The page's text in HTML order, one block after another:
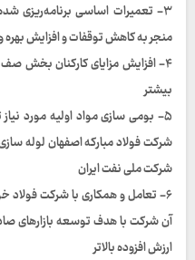
۳- تعمیرات اساسی برنامه‌ریزی
منجر به کاهش توقفات و افزایش
۴- افزایش مزایای کارکنان بخش
بیشتر
۵- بومی سازی مواد اولیه مورد
شرکت فولاد مبارکه اصفهان لوله
شرکت ملی نفت ایران
۶- تعامل و همکاری با شرکت فولاد
آن شرکت با هدف توسعه بازارهای
ارزش افزوده بالاتر